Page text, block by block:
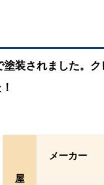
装されました。
屋
メーカー